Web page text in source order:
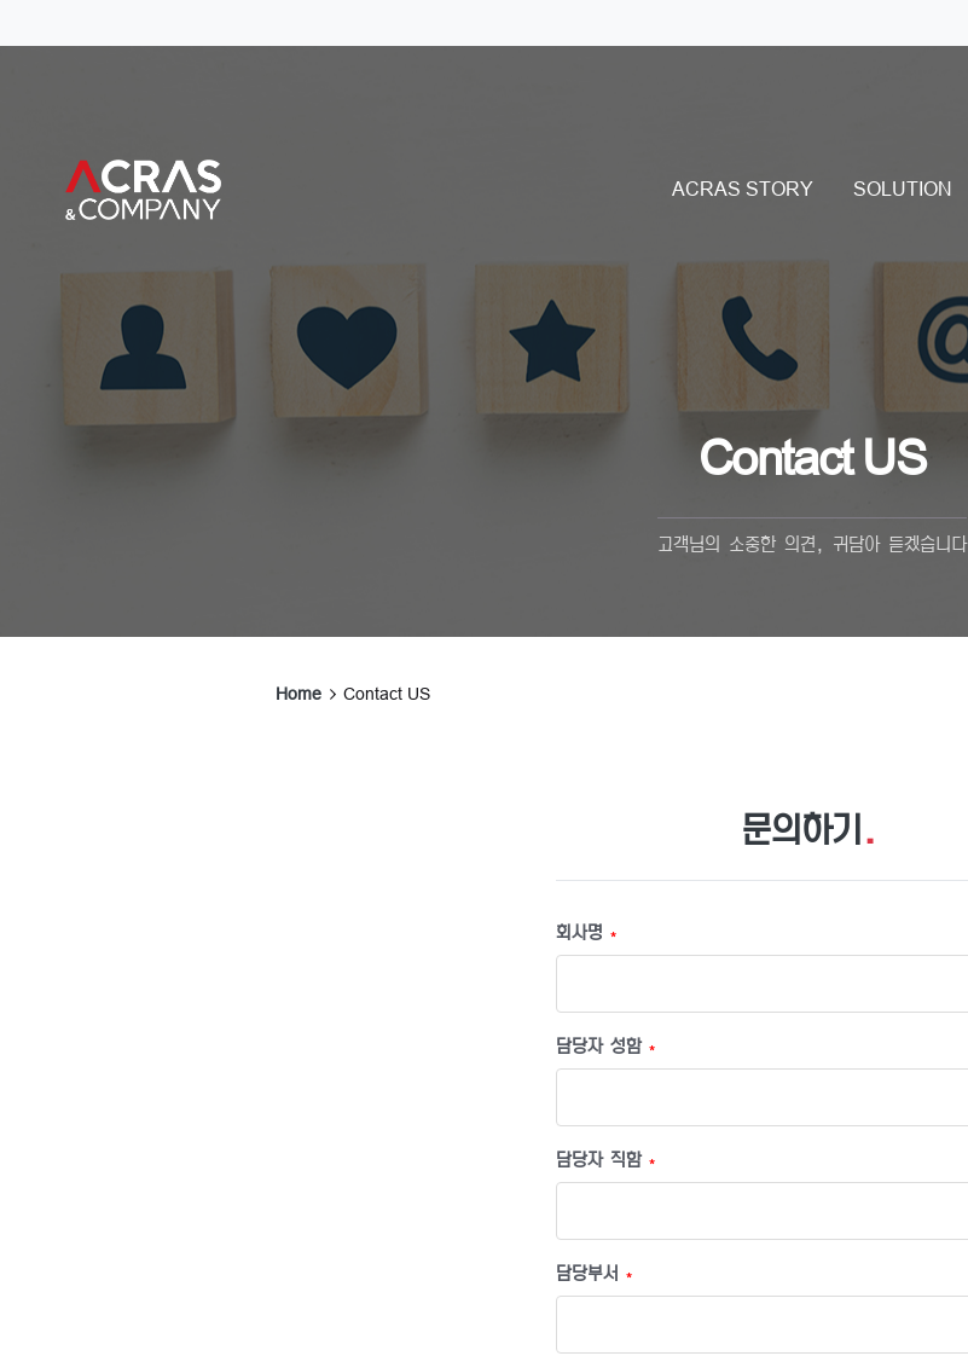
ACRAS STORY SOLUTION
Contact US
고객님의 소중한 의견, 귀담아 듣겠습니다
Home Contact US
문의하기 .
회사명 *
담당자 성함 *
담당자 직함 *
담당부서 *